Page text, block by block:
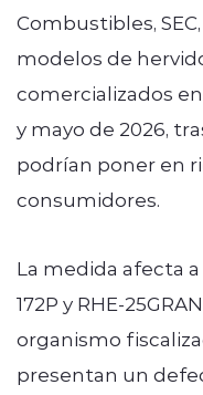
Combustibles,
modelos de
comercializados
y mayo de 2026,
podrían poner en
consumidores.
La medida afecta a
172P y RHE-
organismo
presentan un